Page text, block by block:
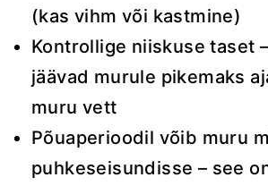
(kas vihm või kastmine)
Kontrollige niiskuse taset
jäävad murule pikemaks
muru vett
Põuaperioodil võib muru
puhkeseisundisse – see